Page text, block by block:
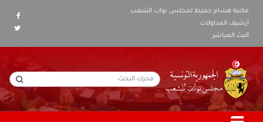
مكتبة هشام جعيّط لمجلس نواب الشعب
أرشيف المداولات
البث المباشر